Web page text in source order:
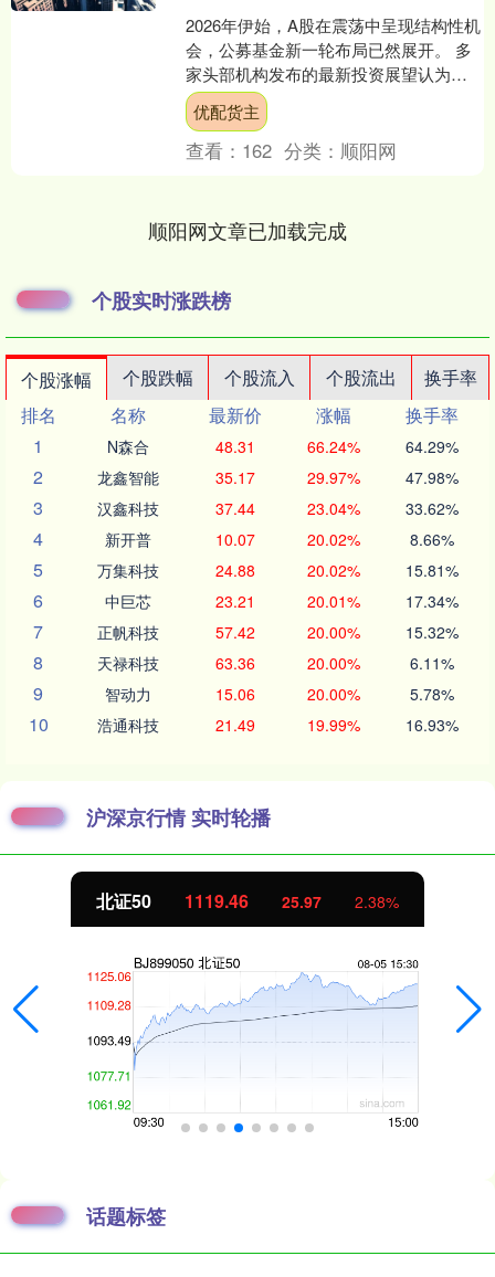
2026年伊始，A股在震荡中呈现结构性机
会，公募基金新一轮布局已然展开。 多
家头部机构发布的最新投资展望认为，
在经济温和复苏与产业升级加速的背景
下，人工智能、半....
优配货主
查看： 162 分类： 顺阳网
顺阳网文章已加载完成
个股实时涨跌榜
个股涨幅 个股跌幅 个股流入 个股流出
换手率
排名
名称 最新价 涨幅
换手率
1
N森合 48.31 66.24% 64.29%
2 龙鑫智能 35.17 29.97% 47.98%
3 汉鑫科技 37.44 23.04% 33.62%
4 新开普 10.07 20.02% 8.66%
5 万集科技 24.88 20.02% 15.81%
6 中巨芯 23.21 20.01% 17.34%
7 正帆科技 57.42 20.00% 15.32%
8 天禄科技 63.36 20.00% 6.11%
9 智动力 15.06 20.00% 5.78%
10 浩通科技 21.49 19.99% 16.93%
沪深京行情 实时轮播
北证50 1119.46 25.97 2.38%
话题标签